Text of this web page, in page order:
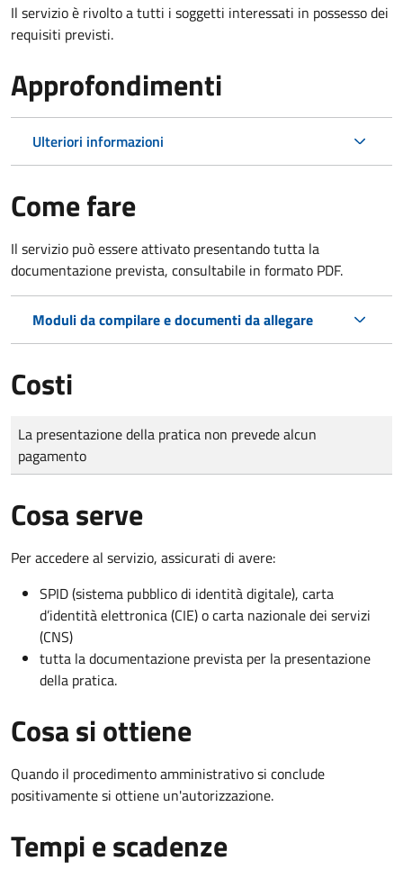
Il servizio è rivolto a tutti i soggetti interessati in possesso dei
requisiti previsti.
Approfondimenti
Ulteriori informazioni
Come fare
Il servizio può essere attivato presentando tutta la
documentazione prevista, consultabile in formato PDF.
Moduli da compilare e documenti da allegare
Costi
Tipo di pagamento
Importo
La presentazione della pratica non prevede alcun
pagamento
Cosa serve
Per accedere al servizio, assicurati di avere:
SPID (sistema pubblico di identità digitale), carta
d’identità elettronica (CIE) o carta nazionale dei servizi
(CNS)
tutta la documentazione prevista per la presentazione
della pratica.
Cosa si ottiene
Quando il procedimento amministrativo si conclude
positivamente si ottiene un'autorizzazione.
Tempi e scadenze